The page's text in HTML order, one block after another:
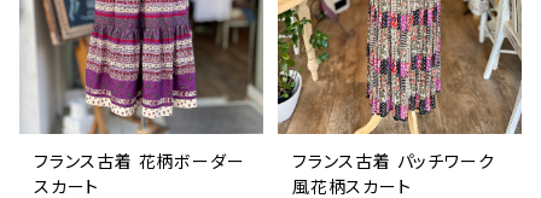
フランス古着 花柄ボーダー
スカート
フランス古着 パッチワーク
風花柄スカート